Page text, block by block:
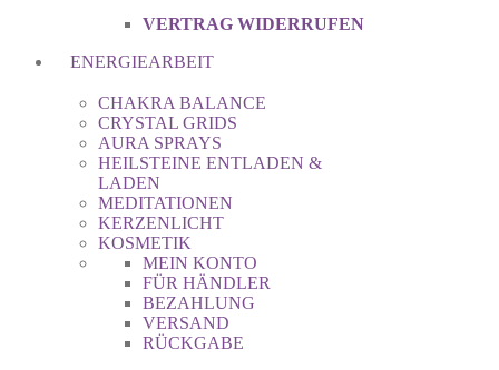
VERTRAG WIDERRUFEN
ENERGIEARBEIT
CHAKRA BALANCE
CRYSTAL GRIDS
AURA SPRAYS
HEILSTEINE ENTLADEN &
LADEN
MEDITATIONEN
KERZENLICHT
KOSMETIK
MEIN KONTO
FÜR HÄNDLER
BEZAHLUNG
VERSAND
RÜCKGABE